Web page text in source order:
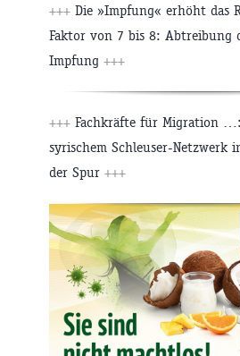
+++ Die »Impfung« erhöht das
Faktor von 7 bis 8: Abtreibung
Impfung +++
+++ Fachkräfte für Migration
syrischem Schleuser-Netzwerk
der Spur +++